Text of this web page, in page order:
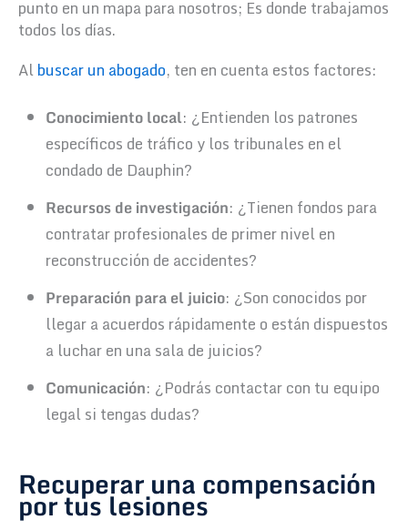
punto en un mapa para nosotros; Es donde trabajamos
todos los días.
Albuscar un abogado, ten en cuenta estos factores:
Conocimiento local: ¿Entienden los patrones
específicos de tráfico y los tribunales en el
condado de Dauphin?
Recursos de investigación: ¿Tienen fondos para
contratar profesionales de primer nivel en
reconstrucción de accidentes?
Preparación para el juicio: ¿Son conocidos por
llegar a acuerdos rápidamente o están dispuestos
a luchar en una sala de juicios?
Comunicación: ¿Podrás contactar con tu equipo
legal si tengas dudas?
Recuperar una compensación
por tus lesiones